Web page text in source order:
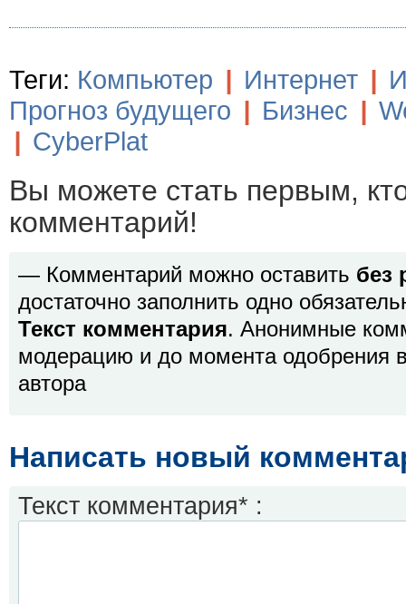
Теги: Компьютер | Интернет |
Прогноз будущего | Бизнес |
| CyberPlat
Вы можете стать первым,
комментарий!
— Комментарий можно оставить без
достаточно заполнить одно
Текст комментария. Анонимные
модерацию и до момента одобрения
автора
Написать новый
Текст комментария* :